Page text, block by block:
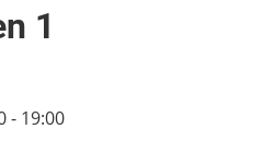
1
- 19:00